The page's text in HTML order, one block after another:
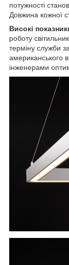
потужності
Довжина кожної
Високі
роботу
терміну служби
американського
інженерами